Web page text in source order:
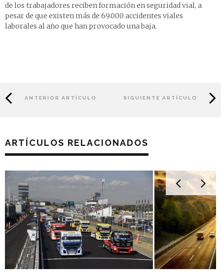
de los trabajadores reciben formación en seguridad vial, a
pesar de que existen más de 69.000 accidentes viales
laborales al año que han provocado una baja.
ANTERIOR ARTÍCULO SIGUIENTE ARTÍCULO
ARTÍCULOS RELACIONADOS